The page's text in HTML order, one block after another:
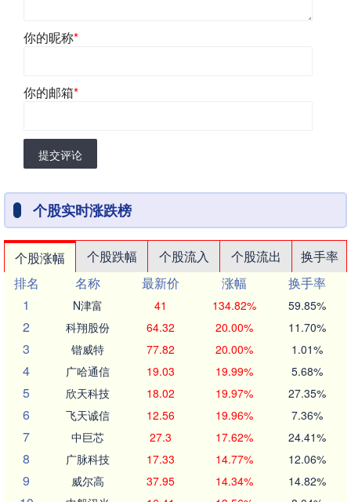
你的昵称*
你的邮箱*
提交评论
个股实时涨跌榜
个股涨幅 个股跌幅 个股流入 个股流出
换手率
排名
名称 最新价 涨幅
换手率
1
N津富 41 134.82% 59.85%
2 科翔股份 64.32 20.00% 11.70%
3 锴威特 77.82 20.00% 1.01%
4 广哈通信 19.03 19.99% 5.68%
5 欣天科技 18.02 19.97% 27.35%
6 飞天诚信 12.56 19.96% 7.36%
7 中巨芯 27.3 17.62% 24.41%
8 广脉科技 17.33 14.77% 12.06%
9 威尔高 37.95 14.34% 14.82%